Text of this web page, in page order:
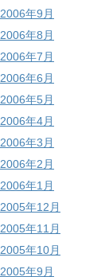
2006年9月
2006年8月
2006年7月
2006年6月
2006年5月
2006年4月
2006年3月
2006年2月
2006年1月
2005年12月
2005年11月
2005年10月
2005年9月